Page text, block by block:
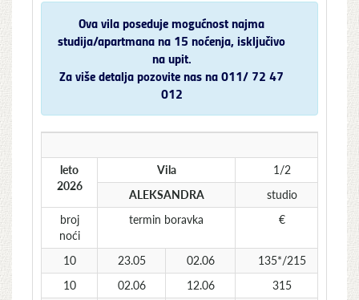
Ova vila poseduje mogućnost najma
studija/apartmana na 15 noćenja, isključivo
na upit.
Za više detalja pozovite nas na 011/ 72 47
012
leto
2026
Vila
1/2
ALEKSANDRA
studio
broj
noći
termin boravka €
10 23.05 02.06 135*/215
10
02.06 12.06
315